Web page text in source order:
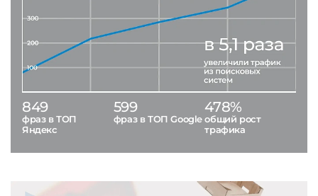
849
фраз в ТОП
Яндекс
599
фраз в ТОП Google
478%
общий рост
трафика